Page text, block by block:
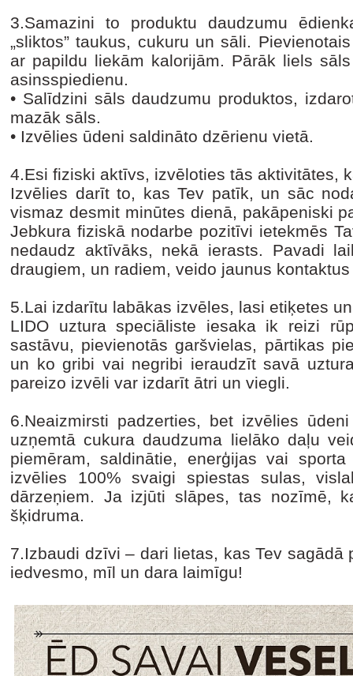
3.Samazini to produktu daudzumu
„sliktos” taukus, cukuru un sāli.
ar papildu liekām kalorijām. Pārāk liels
asinsspiedienu.
• Salīdzini sāls daudzumu produktos,
mazāk sāls.
• Izvēlies ūdeni saldināto dzērienu vietā.
4.Esi fiziski aktīvs, izvēloties tās aktivitātes,
Izvēlies darīt to, kas Tev patīk, un sāc
vismaz desmit minūtes dienā, pakāpeniski
Jebkura fiziskā nodarbe pozitīvi ietekmēs
nedaudz aktīvāks, nekā ierasts. Pavadi
draugiem, un radiem, veido jaunus
5.Lai izdarītu labākas izvēles, lasi etiķetes
LIDO uztura speciāliste iesaka ik reizi
sastāvu, pievienotās garšvielas, pārtikas
un ko gribi vai negribi ieraudzīt savā
pareizo izvēli var izdarīt ātri un viegli.
6.Neaizmirsti padzerties, bet izvēlies
uzņemtā cukura daudzuma lielāko daļu
piemēram, saldinātie, enerģijas vai
izvēlies 100% svaigi spiestas sulas,
dārzeņiem. Ja izjūti slāpes, tas nozīmē,
šķidruma.
7.Izbaudi dzīvi – dari lietas, kas Tev sagādā
iedvesmo, mīl un dara laimīgu!